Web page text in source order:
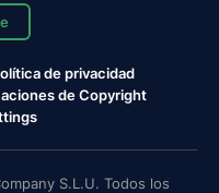
de privacidad
de Copyright
S.L.U. Todos los